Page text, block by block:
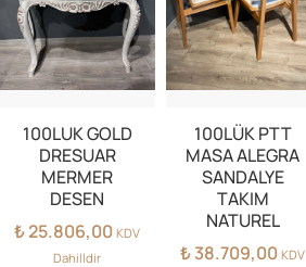
100LUK GOLD
DRESUAR
MERMER
DESEN
₺25.806,00 KDV
Dahilldir
100LÜK PTT
MASA ALEGRA
SANDALYE
TAKIM
NATUREL
₺38.709,00 KDV